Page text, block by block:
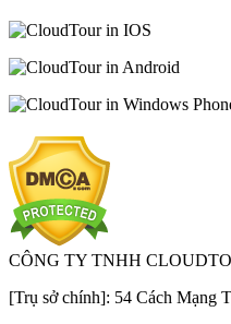
CÔNG TY TNHH
[Trụ sở chính]: 54 Cách Mạng